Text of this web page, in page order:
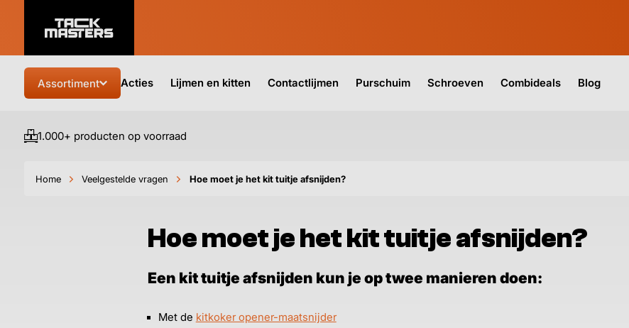
Assortiment Acties Lijmen en kitten Contactlijmen Purschuim Schroeven Combideals Blog
1.000+ producten op voorraad
Home Veelgestelde vragen Hoe moet je het kit tuitje afsnijden?
Hoe moet je het kit tuitje afsnijden?
Een kit tuitje afsnijden kun je op twee manieren doen:
Met de kitkoker opener-maatsnijder